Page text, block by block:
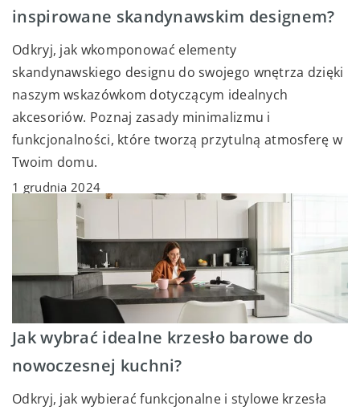
inspirowane skandynawskim designem?
Odkryj, jak wkomponować elementy
skandynawskiego designu do swojego wnętrza dzięki
naszym wskazówkom dotyczącym idealnych
akcesoriów. Poznaj zasady minimalizmu i
funkcjonalności, które tworzą przytulną atmosferę w
Twoim domu.
1 grudnia 2024
Jak wybrać idealne krzesło barowe do
nowoczesnej kuchni?
Odkryj, jak wybierać funkcjonalne i stylowe krzesła